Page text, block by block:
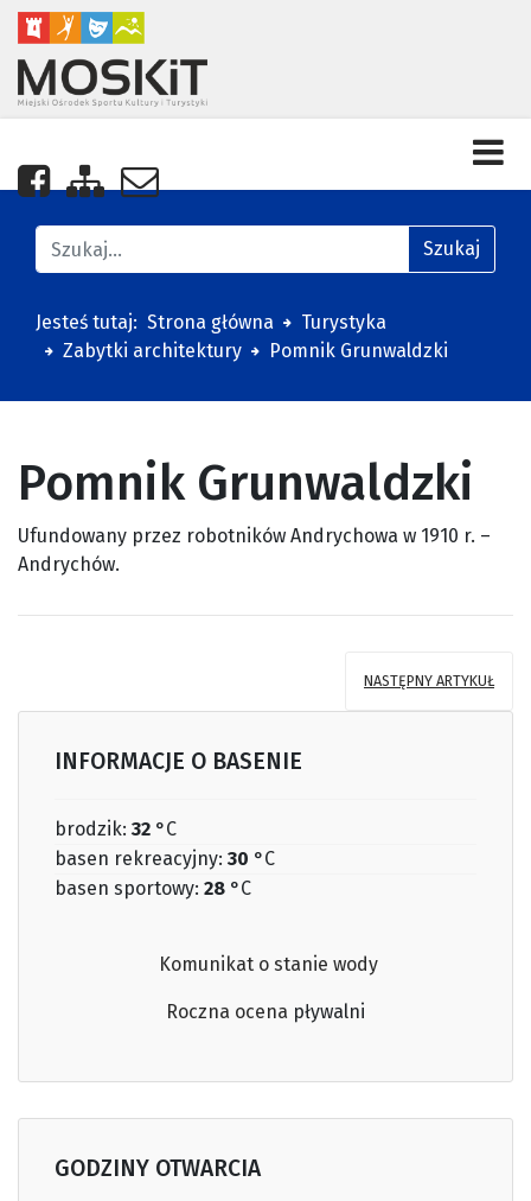
Nasza strona na Facebooku
Zobacz mapę strony
Napisz do nas
Jesteś tutaj: Strona główna
Turystyka
Zabytki architektury
Pomnik Grunwaldzki
Znajdź na stronie Szukaj
Pomnik Grunwaldzki
Ufundowany przez robotników Andrychowa w 1910 r. –
Andrychów.
NASTĘPNY ARTYKUŁ
INFORMACJE O BASENIE
brodzik: 32 °C
basen rekreacyjny: 30 °C
basen sportowy: 28 °C
Komunikat o stanie wody
Roczna ocena pływalni
GODZINY OTWARCIA